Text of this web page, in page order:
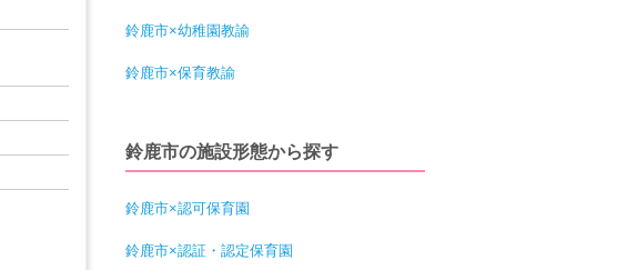
鈴鹿市×幼稚園教諭
鈴鹿市×保育教諭
鈴鹿市の施設形態から探す
鈴鹿市×認可保育園
鈴鹿市×認証・認定保育園